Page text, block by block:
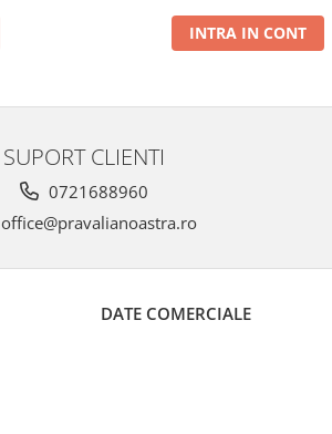
INTRA IN CONT
SUPORT CLIENTI
0721688960
office@pravalianoastra.ro
DATE COMERCIALE